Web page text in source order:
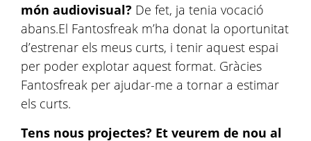
món audiovisual? De fet, ja tenia vocació
abans.El Fantosfreak m’ha donat la oportunitat
d’estrenar els meus curts, i tenir aquest espai
per poder explotar aquest format. Gràcies
Fantosfreak per ajudar-me a tornar a estimar
els curts.
Tens nous projectes? Et veurem de nou al